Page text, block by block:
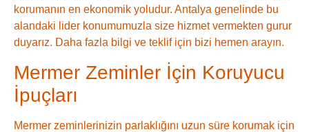
korumanın en ekonomik yoludur. Antalya genelinde bu
alandaki lider konumumuzla size hizmet vermekten gurur
duyarız. Daha fazla bilgi ve teklif için bizi hemen arayın.
Mermer Zeminler İçin Koruyucu
İpuçları
Mermer zeminlerinizin parlaklığını uzun süre korumak için